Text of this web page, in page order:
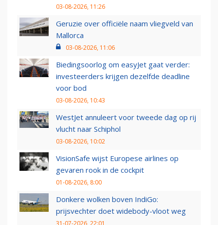
03-08-2026, 11:26
Geruzie over officiële naam vliegveld van
Mallorca
03-08-2026, 11:06
Biedingsoorlog om easyJet gaat verder:
investeerders krijgen dezelfde deadline
voor bod
03-08-2026, 10:43
WestJet annuleert voor tweede dag op rij
vlucht naar Schiphol
03-08-2026, 10:02
VisionSafe wijst Europese airlines op
gevaren rook in de cockpit
01-08-2026, 8:00
Donkere wolken boven IndiGo:
prijsvechter doet widebody-vloot weg
31-07-2026, 22:01